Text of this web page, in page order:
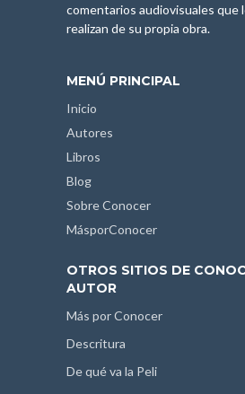
comentarios audiovisuales que
realizan de su propia obra.
MENÚ PRINCIPAL
Inicio
Autores
Libros
Blog
Sobre Conocer
MásporConocer
OTROS SITIOS DE
AUTOR
Más por Conocer
Descritura
De qué va la Peli